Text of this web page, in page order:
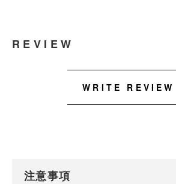
REVIEW
WRITE REVIEW
注意事項